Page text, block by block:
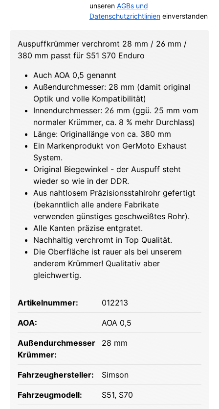
unseren AGBs und
Datenschutzrichtlinieneinverstanden
Auspuffkrümmer verchromt 28 mm / 26 mm /
380 mm passt für S51 S70 Enduro
Auch AOA 0,5 genannt
Außendurchmesser: 28 mm (damit original
Optik und volle Kompatibilität)
Innendurchmesser: 26 mm (ggü. 25 mm vom
normaler Krümmer, ca. 8 % mehr Durchlass)
Länge: Originallänge von ca. 380 mm
Ein Markenprodukt von GerMoto Exhaust
System.
Original Biegewinkel - der Auspuff steht
wieder so wie in der DDR.
Aus nahtlosem Präzisionsstahlrohr gefertigt
(bekanntlich alle andere Fabrikate
verwenden günstiges geschweißtes Rohr).
Alle Kanten präzise entgratet.
Nachhaltig verchromt in Top Qualität.
Die Oberfläche ist rauer als bei unserem
anderem Krümmer! Qualitativ aber
gleichwertig.
Artikelnummer: 012213
AOA: AOA 0,5
Außendurchmesser
Krümmer:
28 mm
Fahrzeughersteller: Simson
Fahrzeugmodell: S51, S70